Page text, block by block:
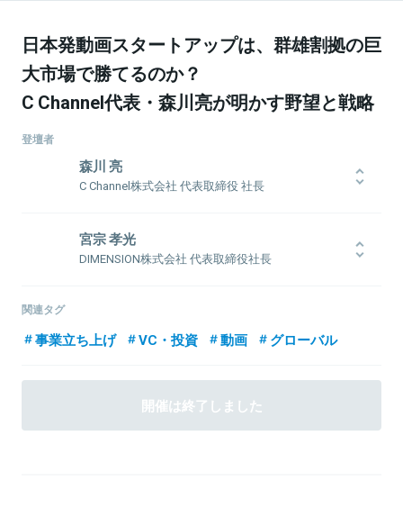
日本発動画スタートアップは、群雄割拠の巨
大市場で勝てるのか？
C Channel代表・森川亮が明かす野望と戦略
登壇者
森川 亮
C Channel株式会社 代表取締役 社長
部門に配属され、ネットや衛星放送等の新規事業立ち上げに携わ
る。その後、ソニーを経て、2003年にハンゲームジャパン（後に
NHN JAPAN株式会社、現LINE株式会社）に入社し、07年に代表取締
にC Channel株式会社を設立。ファッション、コスメ、料理などの
CHANNEL』を運営。月間動画再生数は6億回。
宮宗 孝光
DIMENSION株式会社 代表取締役社長
て、2002年からDIにて20年間、大企業とスタートアップの戦略策
DIMENSIONファンドを立ち上げ、2021年MBO・独立。
SHOWROOM、五常・アンド・カンパニー、AnyMind Group 、
催。メンバー17名中、10名が上場。
関連タグ
事業立ち上げ VC・投資 動画 グローバル
開催は終了しました